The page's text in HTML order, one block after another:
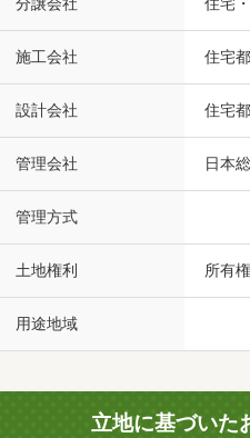
分譲会社 住宅
施工会社 住宅
設計会社 住宅
管理会社 日本
管理方式
土地権利 所有権
用途地域
立地に基づいた